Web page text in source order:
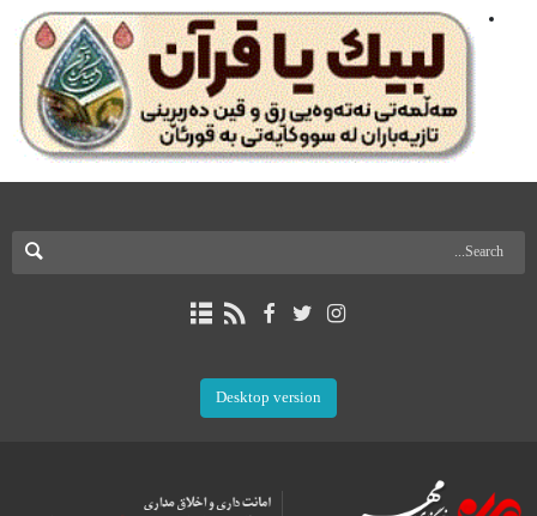
Desktop version